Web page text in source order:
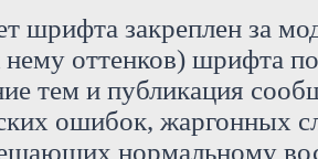
шрифта закреплен за
оттенков) шрифта
тем и публикация
ошибок, жаргонных
нормальному